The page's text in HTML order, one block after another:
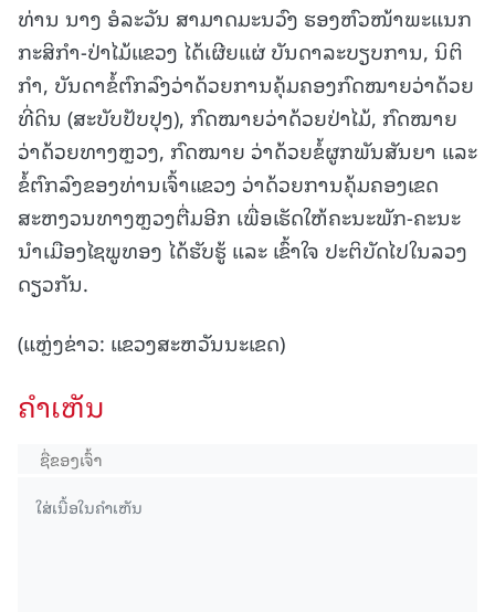
ທ່ານ ນາງ ອໍລະວັນ ສາມາດມະນວົງ ຮອງຫົວໜ້າພະແນກ
ກະສິກໍາ-ປ່າໄມ້ແຂວງ ໄດ້ເຜີຍແຜ່ ບັນດາລະບຽບການ, ນິຕິ
ກໍາ, ບັນດາຂໍ້ຕົກລົງວ່າດ້ວຍການຄຸ້ມຄອງກົດໝາຍວ່າດ້ວຍ
ທີ່ດິນ (ສະບັບປັບປຸງ), ກົດໝາຍວ່າດ້ວຍປ່າໄມ້, ກົດໝາຍ
ວ່າດ້ວຍທາງຫຼວງ, ກົດໝາຍ ວ່າດ້ວຍຂໍ້ຜູກພັນສັນຍາ ແລະ
ຂໍ້ຕົກລົງຂອງທ່ານເຈົ້າແຂວງ ວ່າດ້ວຍການຄຸ້ມຄອງເຂດ
ສະຫງວນທາງຫຼວງຕື່ມອີກ ເພື່ອເຮັດໃຫ້ຄະນະພັກ-ຄະນະ
ນໍາເມືອງໄຊພູທອງ ໄດ້ຮັບຮູ້ ແລະ ເຂົ້າໃຈ ປະຕິບັດໄປໃນລວງ
ດຽວກັນ.
(ແຫຼ່ງຂ່າວ: ແຂວງສະຫວັນນະເຂດ)
ຄໍາເຫັນ